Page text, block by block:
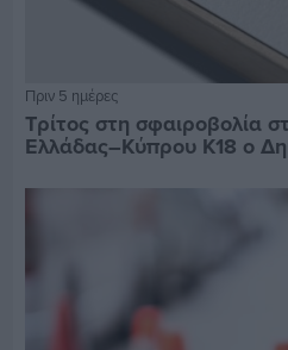
Πριν 5 ημέρες
Τρίτος στη σφαιροβολία
Ελλάδας–Κύπρου Κ18 ο